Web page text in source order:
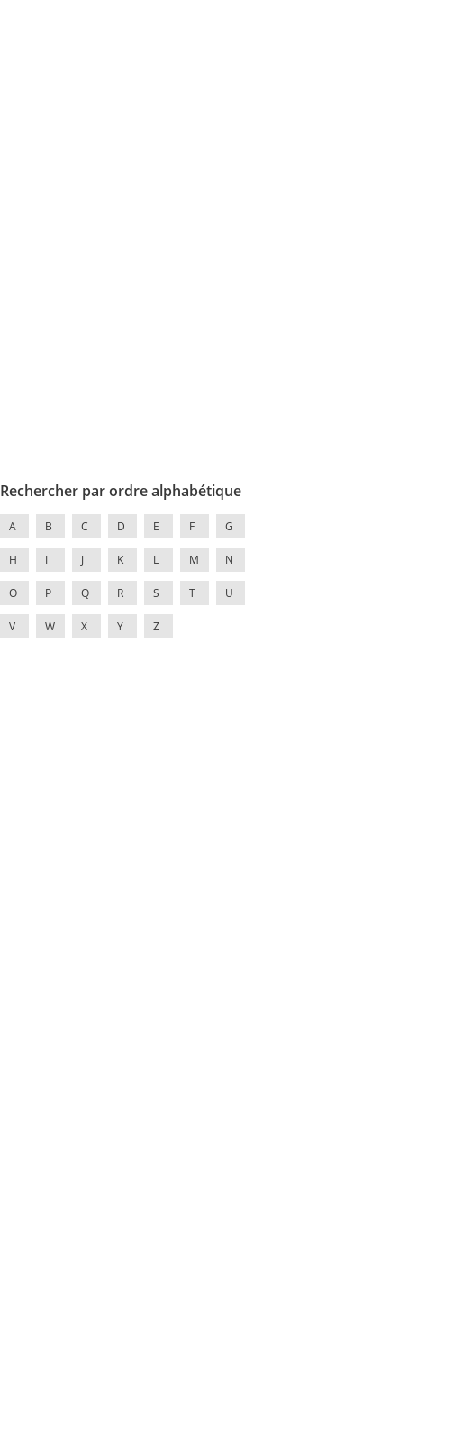
Rechercher par ordre alphabétique
A B C D E F G
H I J K L M N
O P Q R S T U
V W X Y Z